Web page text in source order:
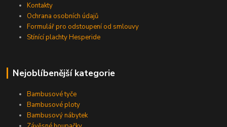
Kontakty
Ochrana osobních údajů
Formulář pro odstoupení od smlouvy
Stínící plachty Hesperide
Nejoblíbenější kategorie
Bambusové tyče
Bambusové ploty
Bambusový nábytek